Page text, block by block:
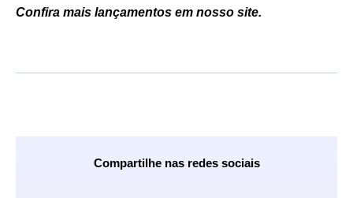
Confira mais lançamentos em nosso site.
Compartilhe nas redes sociais